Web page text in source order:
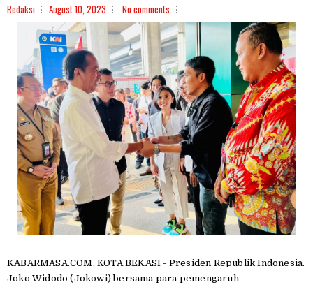
Redaksi August 10, 2023 No comments
KABARMASA.COM, KOTA BEKASI - Presiden Republik Indonesia.
Joko Widodo (Jokowi) bersama para pemengaruh